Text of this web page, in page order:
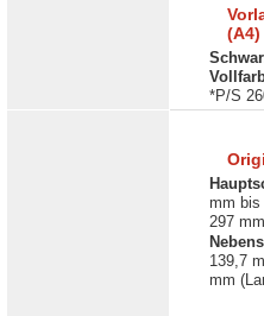
(A4)
*P/S
mm
297 mm
139,7
mm